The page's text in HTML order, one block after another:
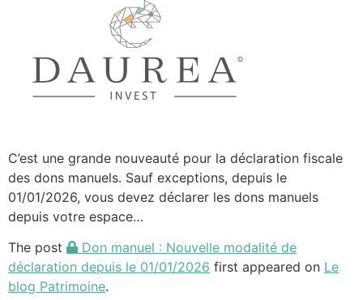
C’est une grande nouveauté pour la déclaration fiscale
des dons manuels. Sauf exceptions, depuis le
01/01/2026, vous devez déclarer les dons manuels
depuis votre espace…
The post
Don manuel : Nouvelle modalité de
déclaration depuis le 01/01/2026 first appeared on Le
blog Patrimoine.